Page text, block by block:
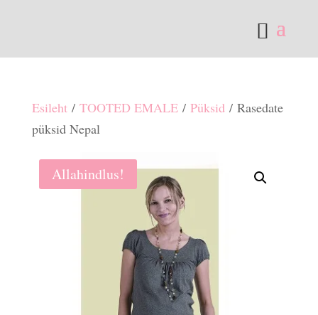
Esileht/ TOOTED EMALE/ Püksid/ Rasedate
püksid Nepal
Allahindlus!